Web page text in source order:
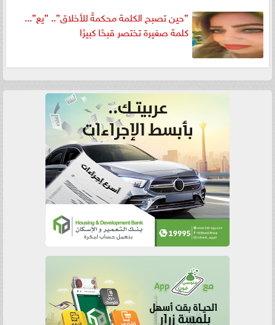
”حين تصبح الكلمة محكمةً للأخلاق”.. ”يع”...
كلمة صغيرة تختصر قبحًا كبيرًا